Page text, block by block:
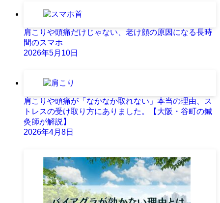
肩こりや頭痛だけじゃない、老け顔の原因になる長時
間のスマホ
2026年5月10日
肩こりや頭痛が「なかなか取れない」本当の理由、ス
トレスの受け取り方にありました。【大阪・谷町の鍼
灸師が解説】
2026年4月8日